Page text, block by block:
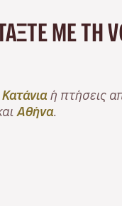
ΜΕ ΤΗ
Κατάνια ή πτήσεις
Αθήνα